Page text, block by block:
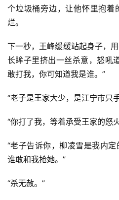
个垃圾桶旁边，让他怀里抱着
烂。
下一秒，王峰缓缓站起身子，
长眸子里挤出一丝杀意，怒吼
敢打我，你可知道我是谁。”
“老子是王家大少，是江宁市只
“你打了我，等着承受王家的怒
“老子告诉你，柳凌雪是我内定
谁敢和我抢她。”
“杀无赦。”